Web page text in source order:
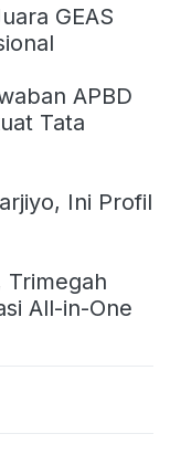
GEAS
APBD
Tata
Ini Profil
Trimegah
All-in-One